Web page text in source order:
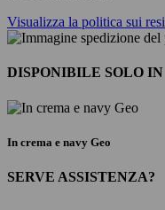
Visualizza la politica sui resi
DISPONIBILE SOLO IN
In crema e navy Geo
SERVE ASSISTENZA?